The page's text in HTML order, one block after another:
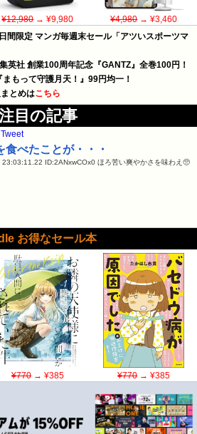
¥12,980→ ¥9,980 ¥4,980→ ¥3,460
間限定 マンガ毎週末セール「アツいスポーツマ
集英社 創業100周年記念『GANTZ』全巻100円！
もって守護月天！』99円均一！
とめはこちら
目の記事
食べたことが・・・
ID:2ANxwCOx0 ほろ苦い爽やかさを味わえ🥺
お得なセール本
¥770→ ¥385 ¥770→ ¥385